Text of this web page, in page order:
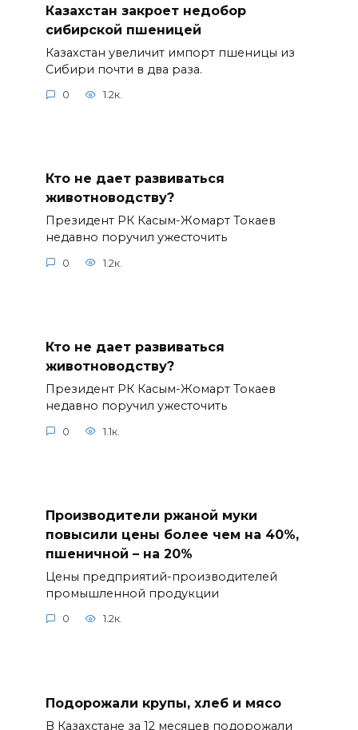
Казахстан закроет недобор
сибирской пшеницей
Казахстан увеличит импорт пшеницы из
Сибири почти в два раза.
0 1.2к.
Кто не дает развиваться
животноводству?
Президент РК Касым-Жомарт Токаев
недавно поручил ужесточить
0 1.2к.
Кто не дает развиваться
животноводству?
Президент РК Касым-Жомарт Токаев
недавно поручил ужесточить
0 1.1к.
Производители ржаной муки
повысили цены более чем на 40%,
пшеничной – на 20%
Цены предприятий-производителей
промышленной продукции
0 1.2к.
Подорожали крупы, хлеб и мясо
В Казахстане за 12 месяцев подорожали